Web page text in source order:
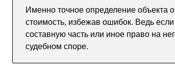
Именно точное определение объекта
стоимость, избежав ошибок. Ведь
составную часть или иное право на
судебном споре.